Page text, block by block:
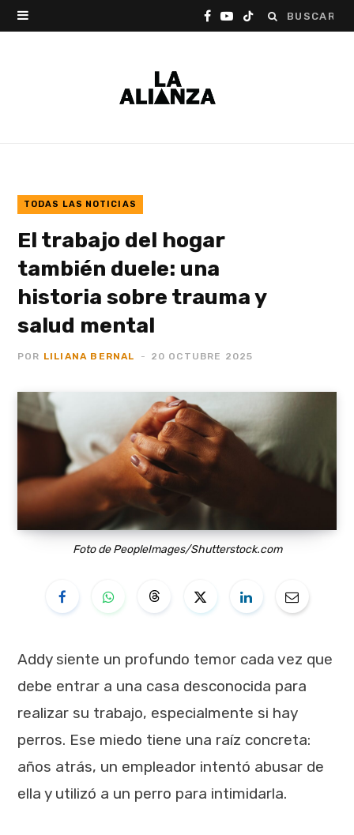
Buscar:
F
k
Y T
TODAS LAS NOTICIAS
El trabajo del hogar
también duele: una
historia sobre trauma y
salud mental
POR LILIANA BERNAL 20 OCTUBRE 2025
Foto de PeopleImages/Shutterstock.com
Addy siente un profundo temor cada vez que
debe entrar a una casa desconocida para
realizar su trabajo, especialmente si hay
perros. Ese miedo tiene una raíz concreta:
años atrás, un empleador intentó abusar de
ella y utilizó a un perro para intimidarla.